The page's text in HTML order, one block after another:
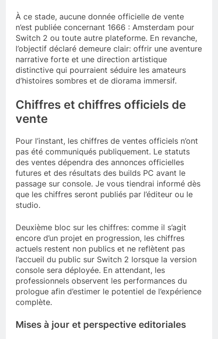
À ce stade, aucune donnée officielle de vente
n’est publiée concernant 1666 : Amsterdam pour
Switch 2 ou toute autre plateforme. En revanche,
l’objectif déclaré demeure clair: offrir une aventure
narrative forte et une direction artistique
distinctive qui pourraient séduire les amateurs
d’histoires sombres et de diorama immersif.
Chiffres et chiffres officiels de
vente
Pour l’instant, les chiffres de ventes officiels n’ont
pas été communiqués publiquement. Le statuts
des ventes dépendra des annonces officielles
futures et des résultats des builds PC avant le
passage sur console. Je vous tiendrai informé dès
que les chiffres seront publiés par l’éditeur ou le
studio.
Deuxième bloc sur les chiffres: comme il s’agit
encore d’un projet en progression, les chiffres
actuels restent non publics et ne reflètent pas
l’accueil du public sur Switch 2 lorsque la version
console sera déployée. En attendant, les
professionnels observent les performances du
prologue afin d’estimer le potentiel de l’expérience
complète.
Mises à jour et perspective editoriales